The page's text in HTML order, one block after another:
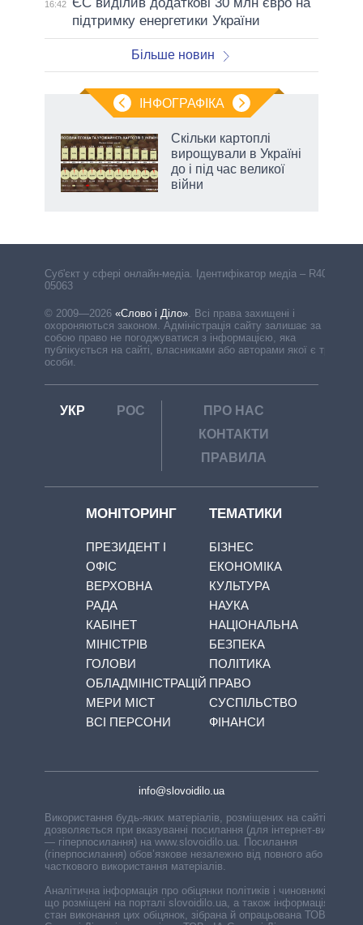
16:42
ЄС виділив додаткові 30 млн євро на
підтримку енергетики України
Більше новин
ІНФОГРАФІКА
Скільки картоплі
вирощували в Україні
до і під час великої
війни
Cуб'єкт у сфері онлайн-медіа. Ідентифікатор медіа – R40-
05063
© 2009—2026 «Слово і Діло». Всі права захищені і
охороняються законом. Адміністрація сайту залишає за
собою право не погоджуватися з інформацією, яка
публікується на сайті, власниками або авторами якої є треті
особи.
УКР РОС
ПРО НАС
КОНТАКТИ
ПРАВИЛА
МОНІТОРИНГ
ПРЕЗИДЕНТ І
ОФІС
ВЕРХОВНА
РАДА
КАБІНЕТ
МІНІСТРІВ
ГОЛОВИ
ОБЛАДМІНІСТРАЦІЙ
МЕРИ МІСТ
ВСІ ПЕРСОНИ
ТЕМАТИКИ
БІЗНЕС
ЕКОНОМІКА
КУЛЬТУРА
НАУКА
НАЦІОНАЛЬНА
БЕЗПЕКА
ПОЛІТИКА
ПРАВО
СУСПІЛЬСТВО
ФІНАНСИ
info@slovoidilo.ua
Використання будь-яких матеріалів, розміщених на сайті,
дозволяється при вказуванні посилання (для інтернет-видань
— гіперпосилання) на www.slovoidilo.ua. Посилання
(гіперпосилання) обов’язкове незалежно від повного або
часткового використання матеріалів.
Аналітична інформація про обіцянки політиків і чиновників,
що розміщені на порталі slovoidilo.ua, а також інформація про
стан виконання цих обіцянок, зібрана й опрацьована ТОВ «ІА